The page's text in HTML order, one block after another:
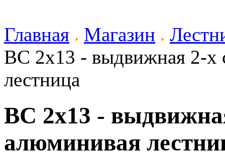
Главная Магазин
BC 2x13 - выдвижная 2-х
лестница
BC 2x13 -
алюминивая